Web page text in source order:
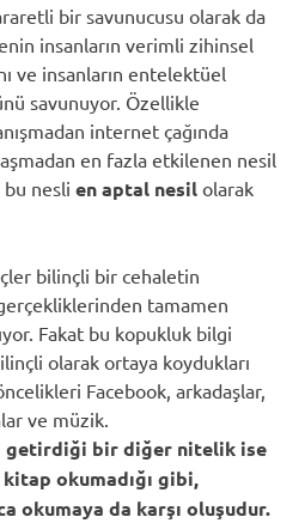
bir savunucusu olarak da
insanların verimli zihinsel
ve insanların entelektüel
savunuyor. Özellikle
internet çağında
en fazla etkilenen nesil
nesli en aptal nesil olarak
bilinçli bir cehaletin
tamamen
Fakat bu kopukluk bilgi
olarak ortaya koydukları
Facebook, arkadaşlar,
ve müzik.
getirdiği bir diğer nitelik ise
okumadığı gibi,
okumaya da karşı oluşudur.